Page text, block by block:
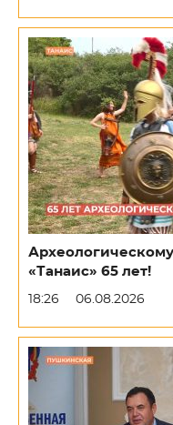
«Танаис» 65 лет!
18:26 06.08.2026